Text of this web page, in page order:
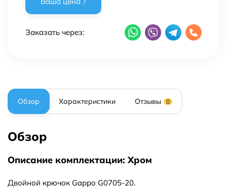
Заказать через:
Обзор Характеристики Отзывы 0
Обзор
Описание комплектации: Хром
Двойной крючок Gappo G0705-20.